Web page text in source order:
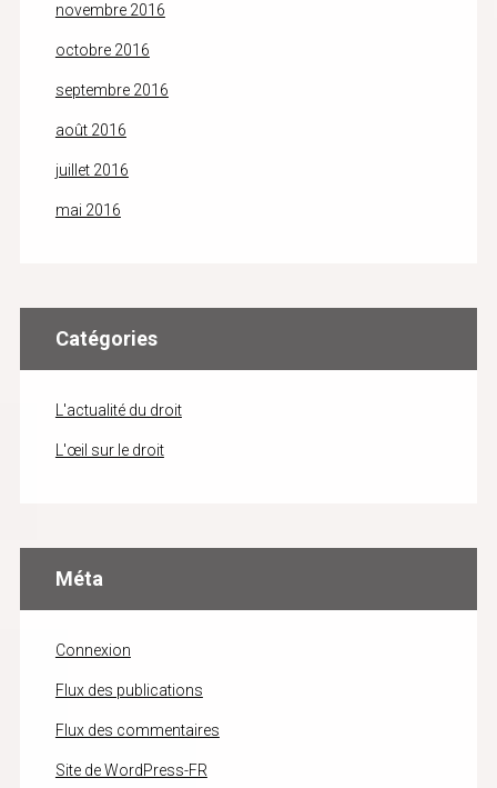
novembre 2016
octobre 2016
septembre 2016
août 2016
juillet 2016
mai 2016
Catégories
L'actualité du droit
L'œil sur le droit
Méta
Connexion
Flux des publications
Flux des commentaires
Site de WordPress-FR